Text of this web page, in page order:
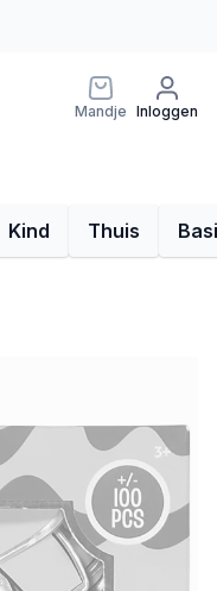
Mandje Inloggen
Kind Thuis